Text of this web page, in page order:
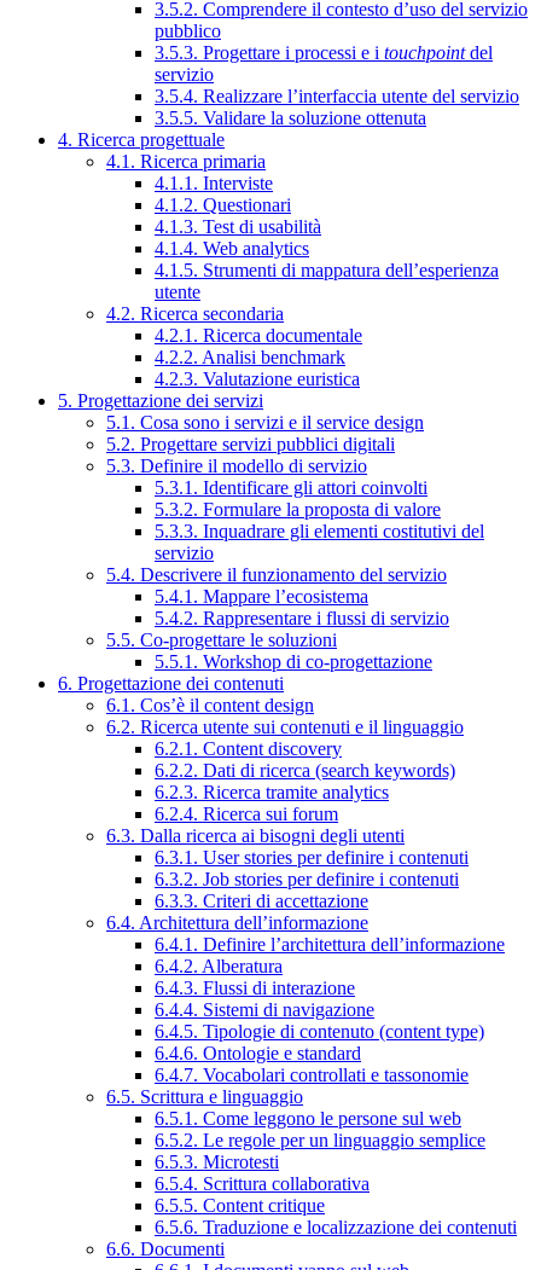
3.5.2. Comprendere il contesto d’uso del servizio
pubblico
3.5.3. Progettare i processi e i touchpointdel
servizio
3.5.4. Realizzare l’interfaccia utente del servizio
3.5.5. Validare la soluzione ottenuta
4. Ricerca progettuale
4.1. Ricerca primaria
4.1.1. Interviste
4.1.2. Questionari
4.1.3. Test di usabilità
4.1.4. Web analytics
4.1.5. Strumenti di mappatura dell’esperienza
utente
4.2. Ricerca secondaria
4.2.1. Ricerca documentale
4.2.2. Analisi benchmark
4.2.3. Valutazione euristica
5. Progettazione dei servizi
5.1. Cosa sono i servizi e il service design
5.2. Progettare servizi pubblici digitali
5.3. Definire il modello di servizio
5.3.1. Identificare gli attori coinvolti
5.3.2. Formulare la proposta di valore
5.3.3. Inquadrare gli elementi costitutivi del
servizio
5.4. Descrivere il funzionamento del servizio
5.4.1. Mappare l’ecosistema
5.4.2. Rappresentare i flussi di servizio
5.5. Co-progettare le soluzioni
5.5.1. Workshop di co-progettazione
6. Progettazione dei contenuti
6.1. Cos’è il content design
6.2. Ricerca utente sui contenuti e il linguaggio
6.2.1. Content discovery
6.2.2. Dati di ricerca (search keywords)
6.2.3. Ricerca tramite analytics
6.2.4. Ricerca sui forum
6.3. Dalla ricerca ai bisogni degli utenti
6.3.1. User stories per definire i contenuti
6.3.2. Job stories per definire i contenuti
6.3.3. Criteri di accettazione
6.4. Architettura dell’informazione
6.4.1. Definire l’architettura dell’informazione
6.4.2. Alberatura
6.4.3. Flussi di interazione
6.4.4. Sistemi di navigazione
6.4.5. Tipologie di contenuto (content type)
6.4.6. Ontologie e standard
6.4.7. Vocabolari controllati e tassonomie
6.5. Scrittura e linguaggio
6.5.1. Come leggono le persone sul web
6.5.2. Le regole per un linguaggio semplice
6.5.3. Microtesti
6.5.4. Scrittura collaborativa
6.5.5. Content critique
6.5.6. Traduzione e localizzazione dei contenuti
6.6. Documenti